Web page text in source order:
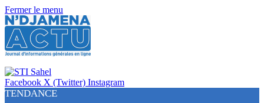
Fermer le menu
Facebook X (Twitter) Instagram
TENDANCE